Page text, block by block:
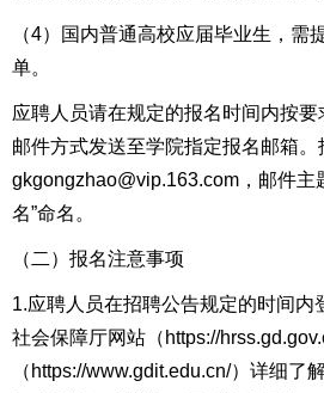
（4）国内普通高校应届毕业生，需
单。
应聘人员请在规定的报名时间内按
邮件方式发送至学院指定报名邮箱。
gkgongzhao@vip.163.com，邮件主
名”命名。
（二）报名注意事项
1.应聘人员在招聘公告规定的时间内
社会保障厅网站（https://
（https://www.gdit.edu.cn/）详细了